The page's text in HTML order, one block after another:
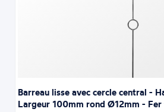
Barreau lisse avec cercle central -
Largeur 100mm rond Ø12mm -